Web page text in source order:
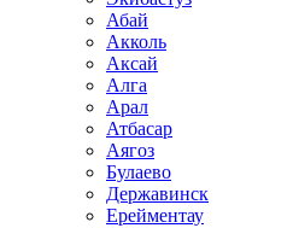
Абай
Акколь
Аксай
Алга
Арал
Атбасар
Аягоз
Булаево
Державинск
Ерейментау